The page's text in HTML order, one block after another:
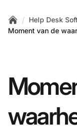
Home
/ Help Desk
Moment van de